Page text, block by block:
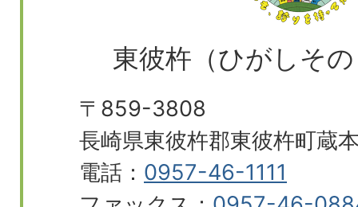
東彼杵（ひがしそ
〒859-3808
長崎県東彼杵郡東彼杵町蔵
電話： 0957-46-1111